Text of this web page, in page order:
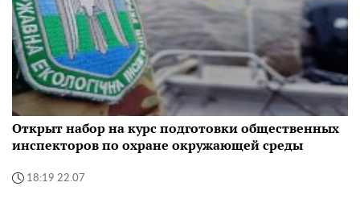
Открыт набор на курс подготовки общественных
инспекторов по охране окружающей среды
18:19 22.07